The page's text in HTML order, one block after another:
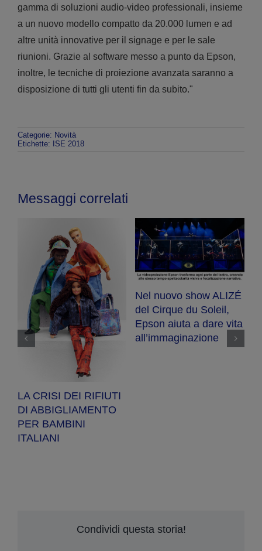
gamma di soluzioni audio-video professionali, insieme
a un nuovo modello compatto da 20.000 lumen e ad
altre unità innovative per il signage e per le sale
riunioni. Grazie al software messo a punto da Epson,
inoltre, le tecniche di proiezione avanzata saranno a
disposizione di tutti gli utenti fin da subito."
Categorie: Novità
Etichette: ISE 2018
Messaggi correlati
LA CRISI DEI RIFIUTI
DI ABBIGLIAMENTO
PER BAMBINI
ITALIANI
Nel nuovo show ALIZÉ
del Cirque du Soleil,
Epson aiuta a dare vita
all’immaginazione
Condividi questa storia!